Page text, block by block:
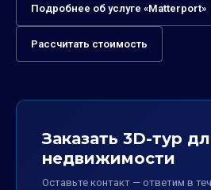
Подробнее об услуге «Matterport»
Рассчитать стоимость
Заказать 3D-тур
недвижимости
Оставьте контакт — ответим в